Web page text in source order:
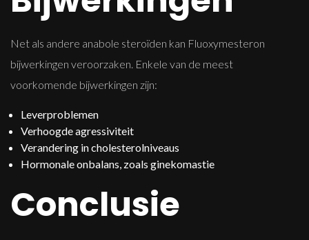
Net als andere anabole steroïden kan Fluoxymesteron
bijwerkingen veroorzaken. Enkele van de meest
voorkomende bijwerkingen zijn:
Leverproblemen
Verhoogde agressiviteit
Verandering in cholesterolniveaus
Hormonale onbalans, zoals ginekomastie
Conclusie